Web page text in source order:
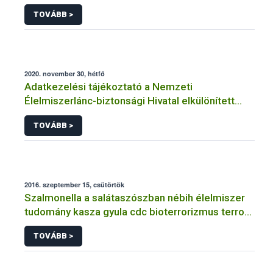
FERTILIZER and the application for a certificate
TOVÁBB >
2020. november 30, hétfő
Adatkezelési tájékoztató a Nemzeti
Élelmiszerlánc-biztonsági Hivatal elkülönített
visszaélés-bejelentési rendszerhez kapcsolódó
adatkezeléséhez
TOVÁBB >
2016. szeptember 15, csütörtök
Szalmonella a salátaszószban nébih élelmiszer
tudomány kasza gyula cdc bioterrorizmus terror
lépfene
TOVÁBB >